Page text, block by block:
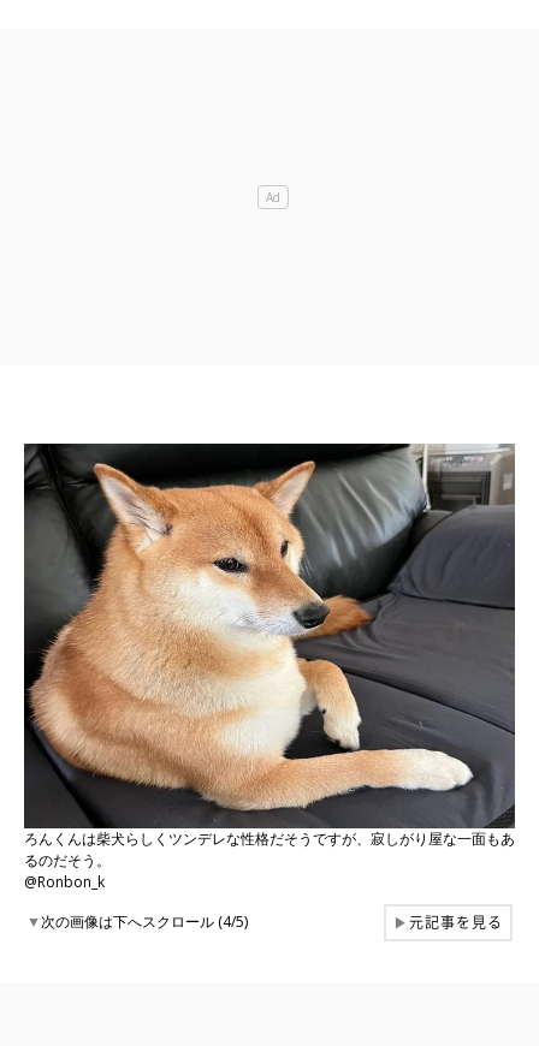
ろんくんは柴犬らしくツンデレな性格だそうですが、寂しがり屋な一面もあ
るのだそう。
@Ronbon_k
▼次の画像は下へスクロール (4/5) ▶元記事を見る